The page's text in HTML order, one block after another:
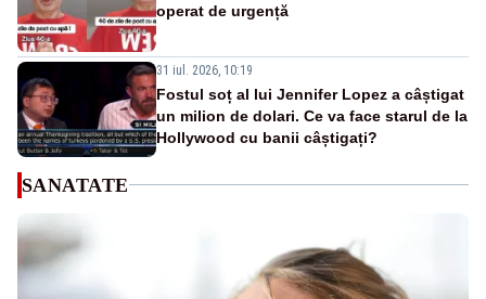
operat de urgență
31 iul. 2026, 10:19
Fostul soț al lui Jennifer Lopez a câștigat
un milion de dolari. Ce va face starul de la
Hollywood cu banii câștigați?
SANATATE